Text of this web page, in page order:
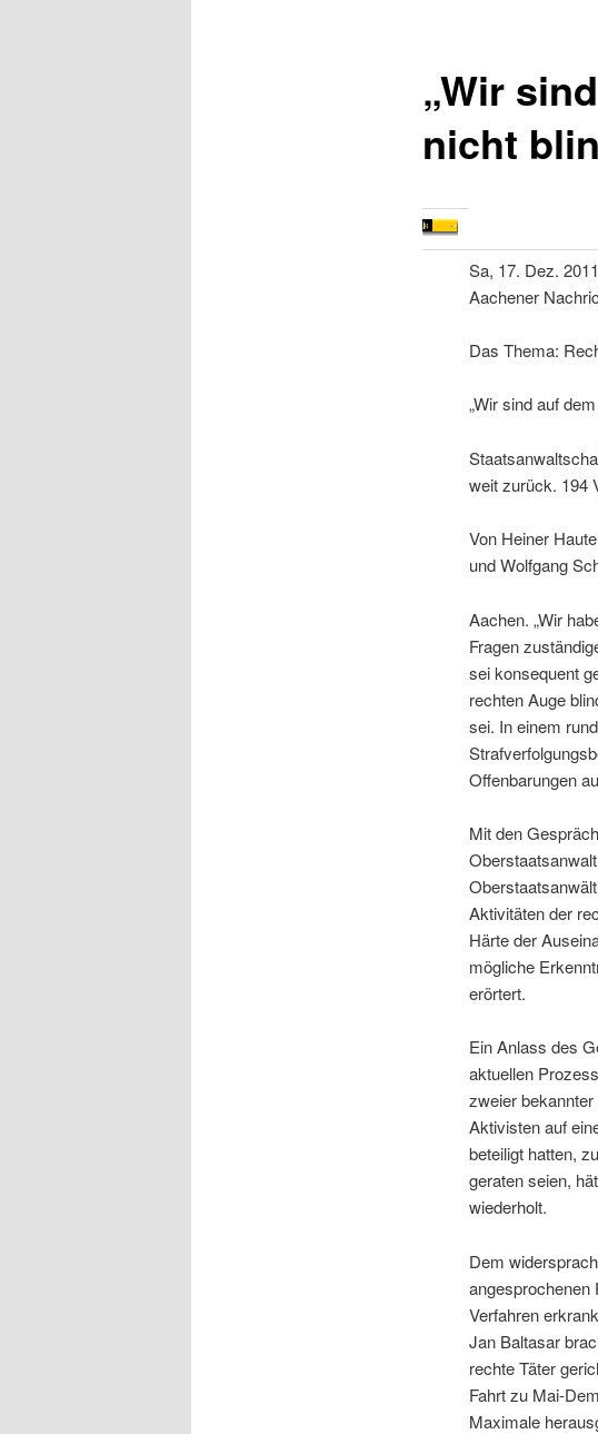
„Wir
nicht
Sa, 17. Dez. 2011
Aachener
Das Thema:
„Wir sind auf
weit zurück. 194
Von Heiner
und Wolfgang
Aachen. „Wir
Fragen
sei konsequent
rechten Auge
sei. In einem
Offenbarungen
Mit den
Aktivitäten der
Härte der
mögliche
erörtert.
Ein Anlass des
aktuellen
zweier
Aktivisten auf
beteiligt hatten,
geraten seien,
wiederholt.
Dem
angesprochenen
Verfahren
Jan Baltasar
rechte Täter
Fahrt zu Mai-
Maximale